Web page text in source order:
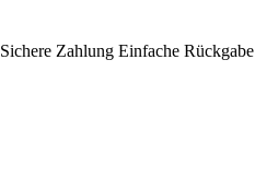
Sichere Zahlung Einfache Rückgabe